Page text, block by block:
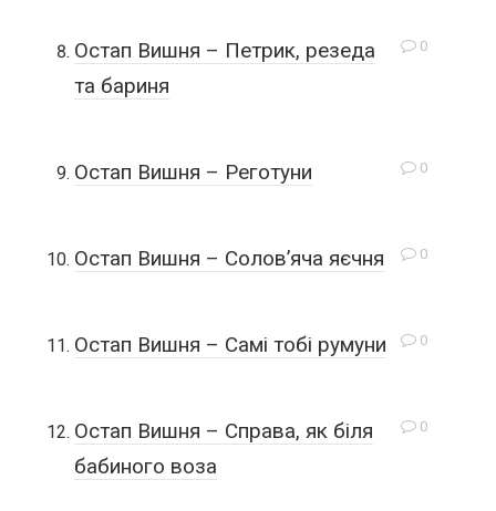
0
Остап Вишня – Петрик, резеда
та бариня
0
Остап Вишня – Реготуни
0
Остап Вишня – Солов’яча яєчня
0
Остап Вишня – Самі тобі румуни
0
Остап Вишня – Справа, як біля
бабиного воза